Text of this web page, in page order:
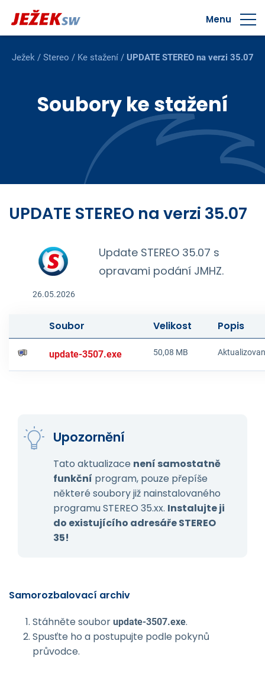
Menu
Ježek/ Stereo / Ke stažení/ UPDATE STEREO na verzi 35.07
Soubory ke stažení
UPDATE STEREO na verzi 35.07
26.05.2026
Update STEREO 35.07 s
opravami podání JMHZ.
Soubor Velikost Popis
update-3507.exe 50,08 MB
Upozornění
Tato aktualizace není samostatně
funkční program, pouze přepíše
některé soubory již nainstalovaného
programu STEREO 35.xx. Instalujte ji
do existujícího adresáře STEREO
35!
Samorozbalovací archiv
Stáhněte soubor update-3507.exe.
Spusťte ho a postupujte podle pokynů
průvodce.